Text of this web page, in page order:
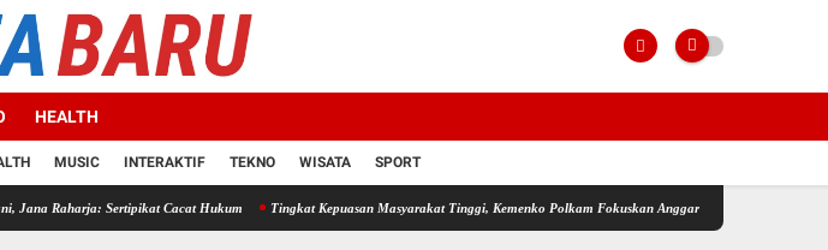
HEALTH
MUSIC INTERAKTIF TEKNO WISATA SPORT
Sertipikat Cacat Hukum Tingkat Kepuasan Masyarakat Tinggi, Kemenko Polkam Fokuskan Anggaran untuk Program Prabowo